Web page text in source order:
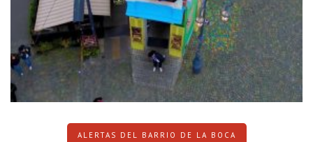
ALERTAS DEL BARRIO DE LA BOCA